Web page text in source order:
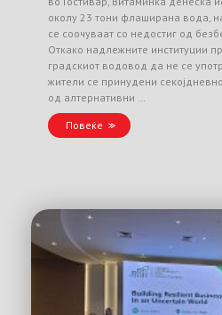
околу 23 тони флаширана вода,
се соочуваат со недостиг од
Откако надлежните институции
градскиот водовод да не се
жители се принудени
од алтернативни …
Повеќе